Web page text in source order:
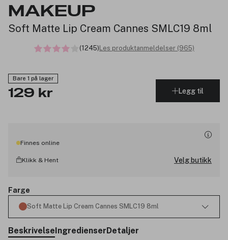
MAKEUP
Soft Matte Lip Cream Cannes SMLC19 8ml
(1245)Les produktanmeldelser (965)
Bare 1 på lager
129 kr Legg til
Finnes online
Klikk & Hent Velg butikk
Farge
Soft Matte Lip Cream Cannes SMLC19 8ml
BeskrivelseIngredienserDetaljer